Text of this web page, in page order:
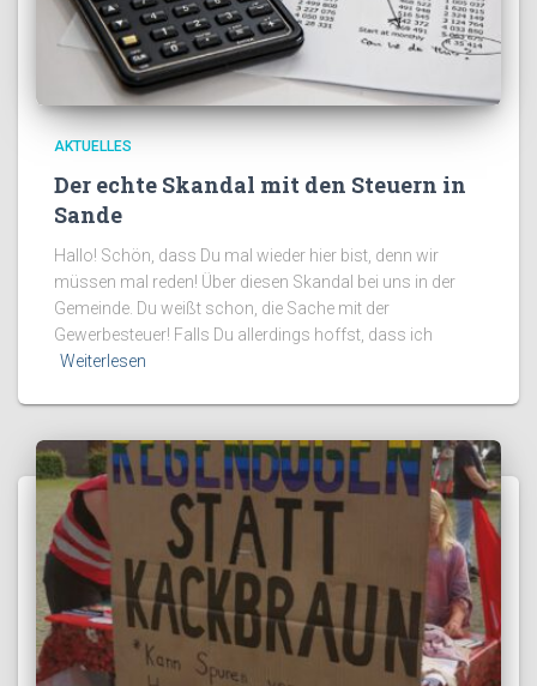
AKTUELLES
Der echte Skandal mit den Steuern in
Sande
Hallo! Schön, dass Du mal wieder hier bist, denn wir
müssen mal reden! Über diesen Skandal bei uns in der
Gemeinde. Du weißt schon, die Sache mit der
Gewerbesteuer! Falls Du allerdings hoffst, dass ich
Weiterlesen